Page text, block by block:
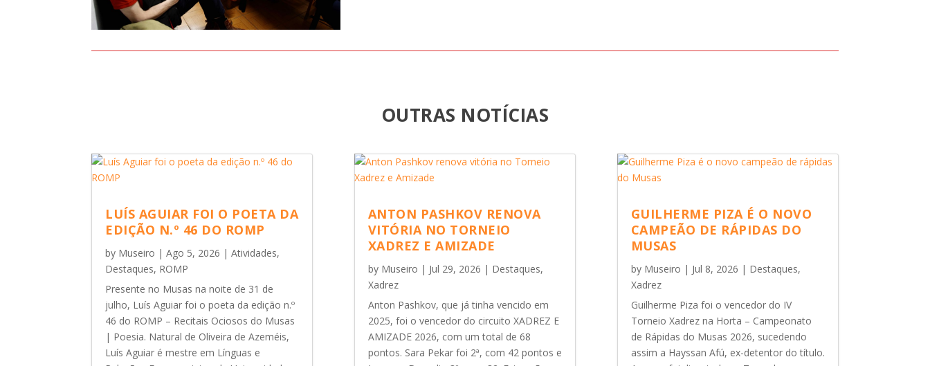
OUTRAS NOTÍCIAS
LUÍS AGUIAR FOI O POETA DA
EDIÇÃO N.º 46 DO ROMP
by Museiro | Ago 5, 2026 | Atividades,
Destaques, ROMP
Presente no Musas na noite de 31 de
julho, Luís Aguiar foi o poeta da edição n.º
46 do ROMP – Recitais Ociosos do Musas
| Poesia. Natural de Oliveira de Azeméis,
Luís Aguiar é mestre em Línguas e
ANTON PASHKOV RENOVA
VITÓRIA NO TORNEIO
XADREZ E AMIZADE
by Museiro | Jul 29, 2026 | Destaques,
Xadrez
Anton Pashkov, que já tinha vencido em
2025, foi o vencedor do circuito XADREZ E
AMIZADE 2026, com um total de 68
pontos. Sara Pekar foi 2ª, com 42 pontos e
GUILHERME PIZA É O NOVO
CAMPEÃO DE RÁPIDAS DO
MUSAS
by Museiro | Jul 8, 2026 | Destaques,
Xadrez
Guilherme Piza foi o vencedor do IV
Torneio Xadrez na Horta – Campeonato
de Rápidas do Musas 2026, sucedendo
assim a Hayssan Afú, ex-detentor do título.